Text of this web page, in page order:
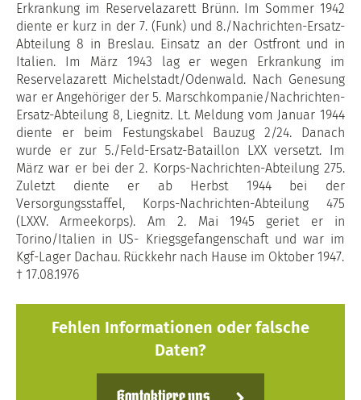
Erkrankung im Reservelazarett Brünn. Im Sommer 1942
diente er kurz in der 7. (Funk) und 8./Nachrichten-Ersatz-
Abteilung 8 in Breslau. Einsatz an der Ostfront und in
Italien. Im März 1943 lag er wegen Erkrankung im
Reservelazarett Michelstadt/Odenwald. Nach Genesung
war er Angehöriger der 5. Marschkompanie/Nachrichten-
Ersatz-Abteilung 8, Liegnitz. Lt. Meldung vom Januar 1944
diente er beim Festungskabel Bauzug 2/24. Danach
wurde er zur 5./Feld-Ersatz-Bataillon LXX versetzt. Im
März war er bei der 2. Korps-Nachrichten-Abteilung 275.
Zuletzt diente er ab Herbst 1944 bei der
Versorgungsstaffel, Korps-Nachrichten-Abteilung 475
(LXXV. Armeekorps). Am 2. Mai 1945 geriet er in
Torino/Italien in US- Kriegsgefangenschaft und war im
Kgf-Lager Dachau. Rückkehr nach Hause im Oktober 1947.
† 17.08.1976
Fehlen Informationen oder falsche
Daten?